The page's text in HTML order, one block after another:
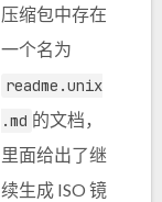
压缩包中存在
一个名为
readme.unix
.md 的文档，
里面给出了继
续生成 ISO 镜